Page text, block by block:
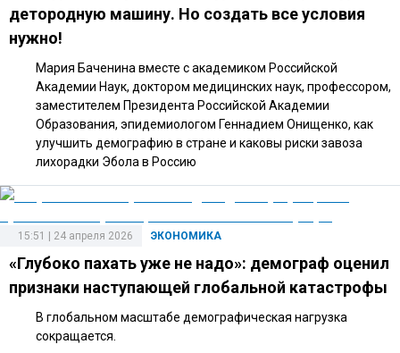
детородную машину. Но создать все условия
нужно!
Мария Баченина вместе с академиком Российской
Академии Наук, доктором медицинских наук, профессором,
заместителем Президента Российской Академии
Образования, эпидемиологом Геннадием Онищенко, как
улучшить демографию в стране и каковы риски завоза
лихорадки Эбола в Россию
ЭКОНОМИКА
15:51 | 24 апреля 2026
«Глубоко пахать уже не надо»: демограф оценил
признаки наступающей глобальной катастрофы
В глобальном масштабе демографическая нагрузка
сокращается.